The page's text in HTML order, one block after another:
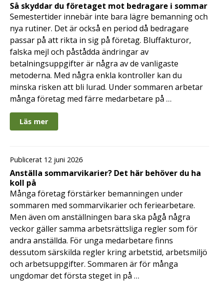
Så skyddar du företaget mot bedragare i sommar
Semestertider innebär inte bara lägre bemanning och
nya rutiner. Det är också en period då bedragare
passar på att rikta in sig på företag. Bluffakturor,
falska mejl och påstådda ändringar av
betalningsuppgifter är några av de vanligaste
metoderna. Med några enkla kontroller kan du
minska risken att bli lurad. Under sommaren arbetar
många företag med färre medarbetare på …
Läs mer
Publicerat 12 juni 2026
Anställa sommarvikarier? Det här behöver du ha
koll på
Många företag förstärker bemanningen under
sommaren med sommarvikarier och feriearbetare.
Men även om anställningen bara ska pågå några
veckor gäller samma arbetsrättsliga regler som för
andra anställda. För unga medarbetare finns
dessutom särskilda regler kring arbetstid, arbetsmiljö
och arbetsuppgifter. Sommaren är för många
ungdomar det första steget in på …